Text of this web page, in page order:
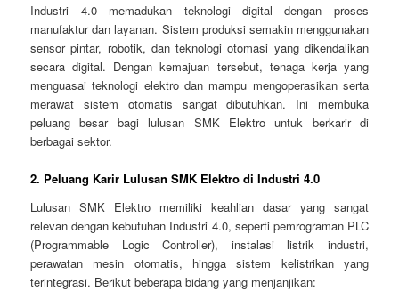
Industri 4.0 memadukan teknologi digital dengan proses
manufaktur dan layanan. Sistem produksi semakin menggunakan
sensor pintar, robotik, dan teknologi otomasi yang dikendalikan
secara digital. Dengan kemajuan tersebut, tenaga kerja yang
menguasai teknologi elektro dan mampu mengoperasikan serta
merawat sistem otomatis sangat dibutuhkan. Ini membuka
peluang besar bagi lulusan SMK Elektro untuk berkarir di
berbagai sektor.
2. Peluang Karir Lulusan SMK Elektro di Industri 4.0
Lulusan SMK Elektro memiliki keahlian dasar yang sangat
relevan dengan kebutuhan Industri 4.0, seperti pemrograman PLC
(Programmable Logic Controller), instalasi listrik industri,
perawatan mesin otomatis, hingga sistem kelistrikan yang
terintegrasi. Berikut beberapa bidang yang menjanjikan: